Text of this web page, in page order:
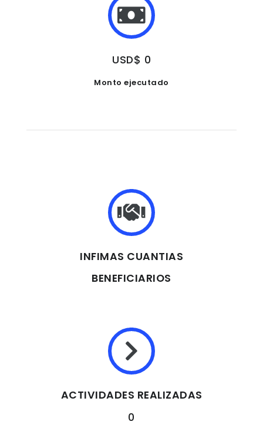
USD$ 0
Monto ejecutado
INFIMAS CUANTIAS
BENEFICIARIOS
ACTIVIDADES REALIZADAS
0